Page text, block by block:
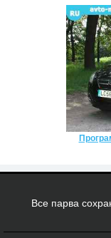
Все парва